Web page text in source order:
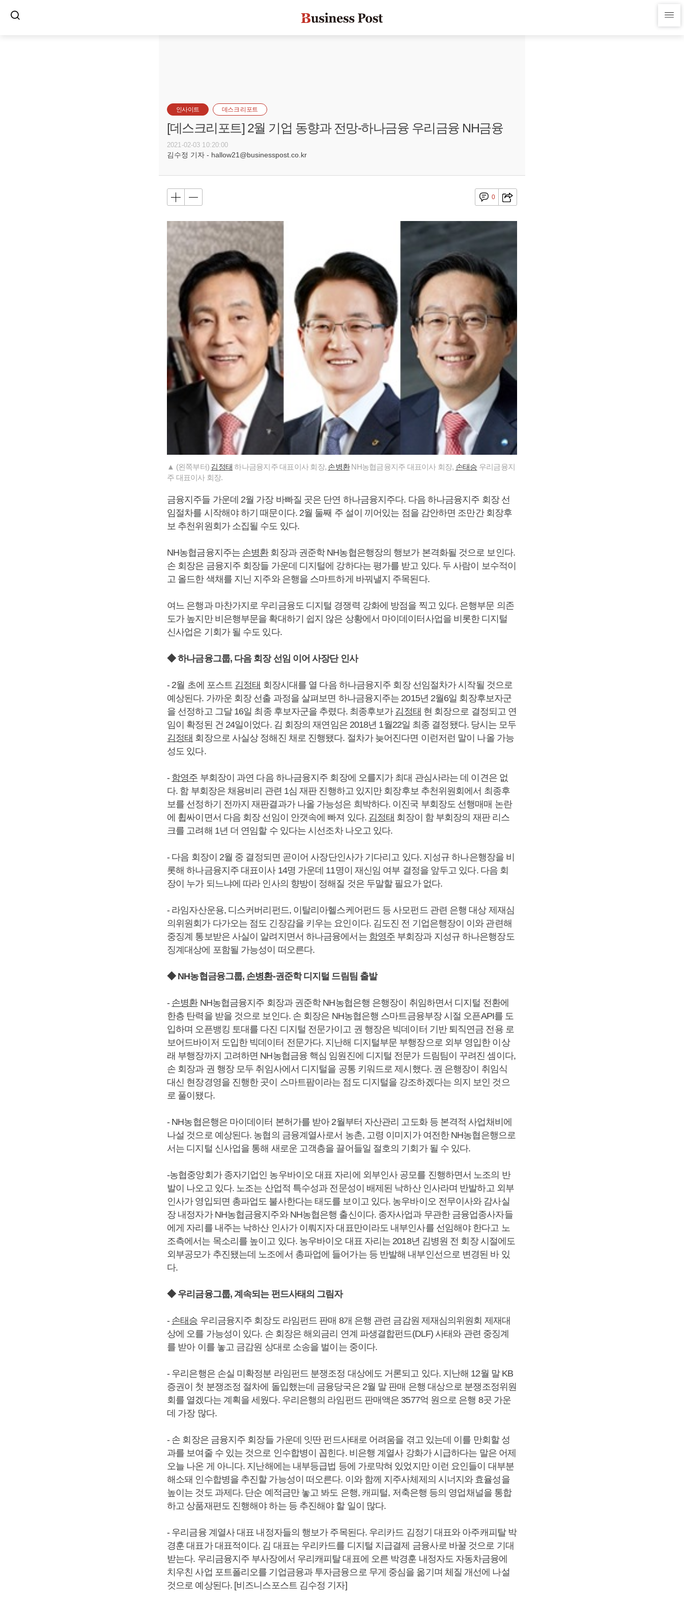
인사이트 데스크 리포트
[데스크리포트] 2월 기업 동향과 전망-하나금융 우리금융 NH금융
2021-02-03 10:20:00
김수정 기자 - hallow21@businesspost.co.kr
0
▲ (왼쪽부터) 김정태 하나금융지주 대표이사 회장, 손병환NH농협금융지주 대표이사 회장, 손태승 우리금융지
주 대표이사 회장.
금융지주들 가운데 2월 가장 바빠질 곳은 단연 하나금융지주다. 다음 하나금융지주 회장 선
임절차를 시작해야 하기 때문이다. 2월 둘째 주 설이 끼어있는 점을 감안하면 조만간 회장후
보 추천위원회가 소집될 수도 있다.
NH농협금융지주는 손병환회장과 권준학 NH농협은행장의 행보가 본격화될 것으로 보인다.
손 회장은 금융지주 회장들 가운데 디지털에 강하다는 평가를 받고 있다. 두 사람이 보수적이
고 올드한 색채를 지닌 지주와 은행을 스마트하게 바꿔낼지 주목된다.
여느 은행과 마찬가지로 우리금융도 디지털 경쟁력 강화에 방점을 찍고 있다. 은행부문 의존
도가 높지만 비은행부문을 확대하기 쉽지 않은 상황에서 마이데이터사업을 비롯한 디지털
신사업은 기회가 될 수도 있다.
◆ 하나금융그룹, 다음 회장 선임 이어 사장단 인사
- 2월 초에 포스트 김정태 회장시대를 열 다음 하나금융지주 회장 선임절차가 시작될 것으로
예상된다. 가까운 회장 선출 과정을 살펴보면 하나금융지주는 2015년 2월6일 회장후보자군
을 선정하고 그달 16일 최종 후보자군을 추렸다. 최종후보가 김정태 현 회장으로 결정되고 연
임이 확정된 건 24일이었다. 김 회장의 재연임은 2018년 1월22일 최종 결정됐다. 당시는 모두
김정태 회장으로 사실상 정해진 채로 진행됐다. 절차가 늦어진다면 이런저런 말이 나올 가능
성도 있다.
- 함영주 부회장이 과연 다음 하나금융지주 회장에 오를지가 최대 관심사라는 데 이견은 없
다. 함 부회장은 채용비리 관련 1심 재판 진행하고 있지만 회장후보 추천위원회에서 최종후
보를 선정하기 전까지 재판결과가 나올 가능성은 희박하다. 이진국 부회장도 선행매매 논란
에 휩싸이면서 다음 회장 선임이 안갯속에 빠져 있다. 김정태 회장이 함 부회장의 재판 리스
크를 고려해 1년 더 연임할 수 있다는 시선조차 나오고 있다.
- 다음 회장이 2월 중 결정되면 곧이어 사장단인사가 기다리고 있다. 지성규 하나은행장을 비
롯해 하나금융지주 대표이사 14명 가운데 11명이 재신임 여부 결정을 앞두고 있다. 다음 회
장이 누가 되느냐에 따라 인사의 향방이 정해질 것은 두말할 필요가 없다.
- 라임자산운용, 디스커버리펀드, 이탈리아헬스케어펀드 등 사모펀드 관련 은행 대상 제재심
의위원회가 다가오는 점도 긴장감을 키우는 요인이다. 김도진 전 기업은행장이 이와 관련해
중징계 통보받은 사실이 알려지면서 하나금융에서는 함영주 부회장과 지성규 하나은행장도
징계대상에 포함될 가능성이 떠오른다.
◆ NH농협금융그룹, 손병환-권준학 디지털 드림팀 출발
- 손병환NH농협금융지주 회장과 권준학 NH농협은행 은행장이 취임하면서 디지털 전환에
한층 탄력을 받을 것으로 보인다. 손 회장은 NH농협은행 스마트금융부장 시절 오픈API를 도
입하며 오픈뱅킹 토대를 다진 디지털 전문가이고 권 행장은 빅데이터 기반 퇴직연금 전용 로
보어드바이저 도입한 빅데이터 전문가다. 지난해 디지털부문 부행장으로 외부 영입한 이상
래 부행장까지 고려하면 NH농협금융 핵심 임원진에 디지털 전문가 드림팀이 꾸려진 셈이다,
손 회장과 권 행장 모두 취임사에서 디지털을 공통 키워드로 제시했다. 권 은행장이 취임식
대신 현장경영을 진행한 곳이 스마트팜이라는 점도 디지털을 강조하겠다는 의지 보인 것으
로 풀이됐다.
- NH농협은행은 마이데이터 본허가를 받아 2월부터 자산관리 고도화 등 본격적 사업채비에
나설 것으로 예상된다. 농협의 금융계열사로서 농촌, 고령 이미지가 여전한 NH농협은행으로
서는 디지털 신사업을 통해 새로운 고객층을 끌어들일 절호의 기회가 될 수 있다.
-농협중앙회가 종자기업인 농우바이오 대표 자리에 외부인사 공모를 진행하면서 노조의 반
발이 나오고 있다. 노조는 산업적 특수성과 전문성이 배제된 낙하산 인사라며 반발하고 외부
인사가 영입되면 총파업도 불사한다는 태도를 보이고 있다. 농우바이오 전무이사와 감사실
장 내정자가 NH농협금융지주와 NH농협은행 출신이다. 종자사업과 무관한 금융업종사자들
에게 자리를 내주는 낙하산 인사가 이뤄지자 대표만이라도 내부인사를 선임해야 한다고 노
조측에서는 목소리를 높이고 있다. 농우바이오 대표 자리는 2018년 김병원 전 회장 시절에도
외부공모가 추진됐는데 노조에서 총파업에 들어가는 등 반발해 내부인선으로 변경된 바 있
다.
◆ 우리금융그룹, 계속되는 펀드사태의 그림자
- 손태승 우리금융지주 회장도 라임펀드 판매 8개 은행 관련 금감원 제재심의위원회 제재대
상에 오를 가능성이 있다. 손 회장은 해외금리 연계 파생결합펀드(DLF) 사태와 관련 중징계
를 받아 이를 놓고 금감원 상대로 소송을 벌이는 중이다.
- 우리은행은 손실 미확정분 라임펀드 분쟁조정 대상에도 거론되고 있다. 지난해 12월 말 KB
증권이 첫 분쟁조정 절차에 돌입했는데 금융당국은 2월 말 판매 은행 대상으로 분쟁조정위원
회를 열겠다는 계획을 세웠다. 우리은행의 라임펀드 판매액은 3577억 원으로 은행 8곳 가운
데 가장 많다.
- 손 회장은 금융지주 회장들 가운데 잇딴 펀드사태로 어려움을 겪고 있는데 이를 만회할 성
과를 보여줄 수 있는 것으로 인수합병이 꼽힌다. 비은행 계열사 강화가 시급하다는 말은 어제
오늘 나온 게 아니다. 지난해에는 내부등급법 등에 가로막혀 있었지만 이런 요인들이 대부분
해소돼 인수합병을 추진할 가능성이 떠오른다. 이와 함께 지주사체제의 시너지와 효율성을
높이는 것도 과제다. 단순 예적금만 놓고 봐도 은행, 캐피털, 저축은행 등의 영업채널을 통합
하고 상품재편도 진행해야 하는 등 추진해야 할 일이 많다.
- 우리금융 계열사 대표 내정자들의 행보가 주목된다. 우리카드 김정기 대표와 아주캐피탈 박
경훈 대표가 대표적이다. 김 대표는 우리카드를 디지털 지급결제 금융사로 바꿀 것으로 기대
받는다. 우리금융지주 부사장에서 우리캐피탈 대표에 오른 박경훈 내정자도 자동차금융에
치우친 사업 포트폴리오를 기업금융과 투자금융으로 무게 중심을 옮기며 체질 개선에 나설
것으로 예상된다. [비즈니스포스트 김수정 기자]